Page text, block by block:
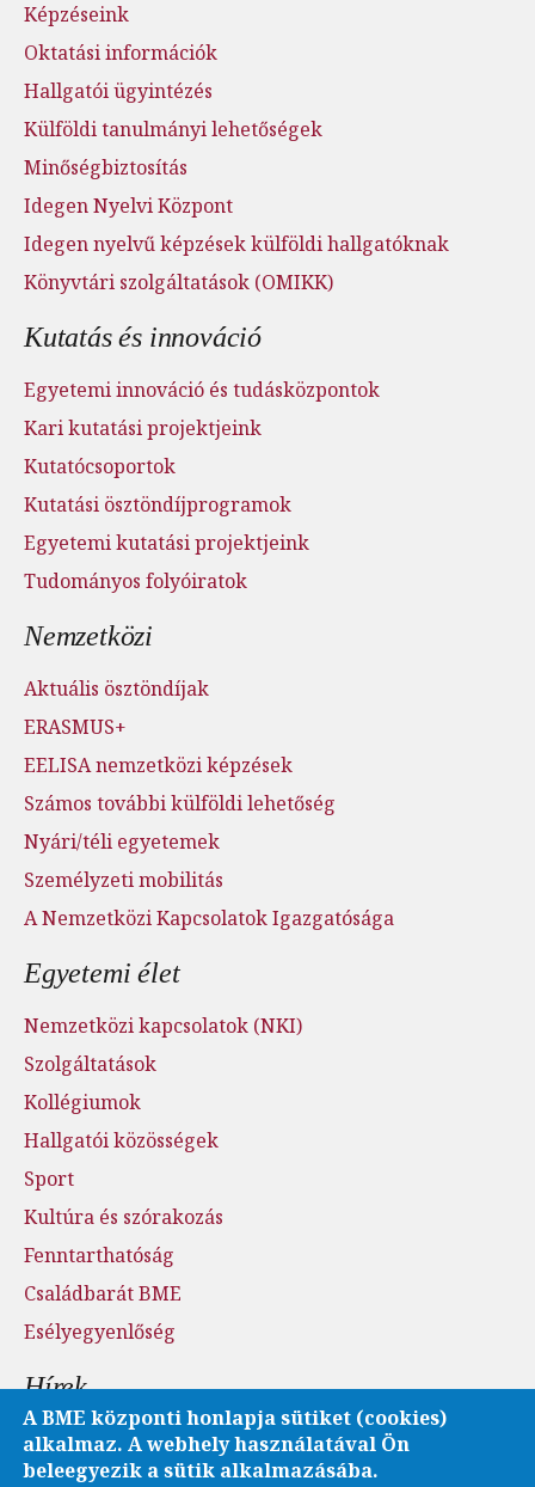
Képzéseink
Oktatási információk
Hallgatói ügyintézés
Külföldi tanulmányi lehetőségek
Minőségbiztosítás
Idegen Nyelvi Központ
Idegen nyelvű képzések külföldi hallgatóknak
Könyvtári szolgáltatások (OMIKK)
Kutatás és innováció
Egyetemi innováció és tudásközpontok
Kari kutatási projektjeink
Kutatócsoportok
Kutatási ösztöndíjprogramok
Egyetemi kutatási projektjeink
Tudományos folyóiratok
Nemzetközi
Aktuális ösztöndíjak
ERASMUS+
EELISA nemzetközi képzések
Számos további külföldi lehetőség
Nyári/téli egyetemek
Személyzeti mobilitás
A Nemzetközi Kapcsolatok Igazgatósága
Egyetemi élet
Nemzetközi kapcsolatok (NKI)
Szolgáltatások
Kollégiumok
Hallgatói közösségek
Sport
Kultúra és szórakozás
Fenntarthatóság
Családbarát BME
Esélyegyenlőség
Hírek
Hírfolyam és hírkereső
Események
A BME központi honlapja sütiket (cookies)
alkalmaz. A webhely használatával Ön
beleegyezik a sütik alkalmazásába.